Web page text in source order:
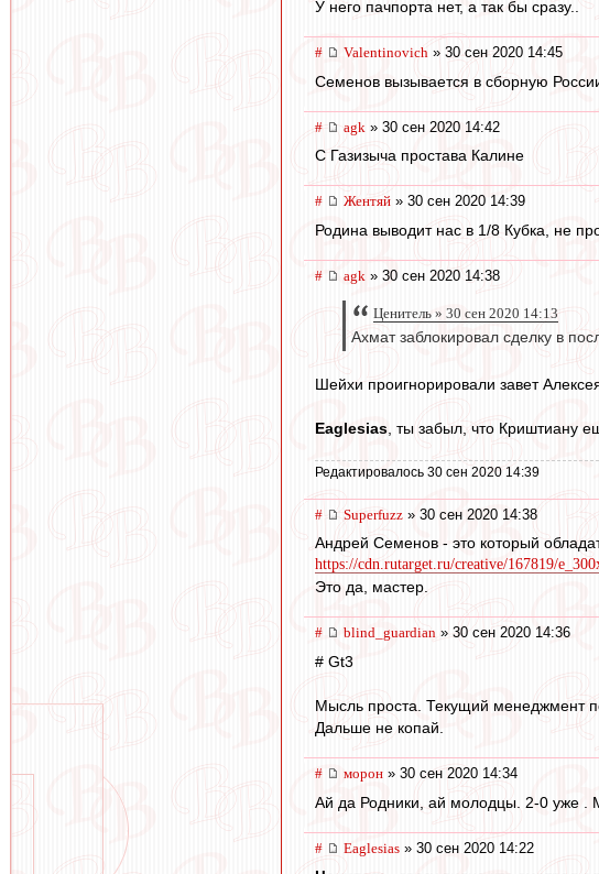
У него пачпорта нет, а так бы сразу..
# Valentinovich » 30 сен 2020 14:45
Семенов вызывается в сборную
# agk » 30 сен 2020 14:42
С Газизыча простава Калине
# Жентяй » 30 сен 2020 14:39
Родина выводит нас в 1/8 Кубка, не
# agk » 30 сен 2020 14:38
Ценитель » 30 сен 2020 14:13
Ахмат заблокировал сделку в
Шейхи проигнорировали завет
Eaglesias, ты забыл, что Криштиану
Редактировалось 30 сен 2020 14:39
# Superfuzz » 30 сен 2020 14:38
Андрей Семенов - это который
https://cdn.rutarget.ru/creative/167819/
Это да, мастер.
# blind_guardian » 30 сен 2020 14:36
# Gt3
Мысль проста. Текущий менеджмент
Дальше не копай.
# морон » 30 сен 2020 14:34
Ай да Родники, ай молодцы. 2-0 уже .
# Eaglesias » 30 сен 2020 14:22